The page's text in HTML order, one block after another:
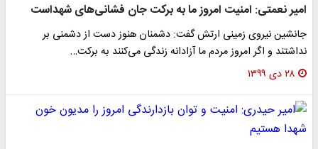
امیر نعمتی: امنیت امروز ما به برکت جان فشانی‌های شهداست
جانشین نیروی زمینی ارتش گفت: دشمنان هنوز دست از دشمنی بر
نداشتند و اگر امروز مردم ما آزادانه زندگی می‌کنند به برکت…
۲۸ دی ۱۳۹۹